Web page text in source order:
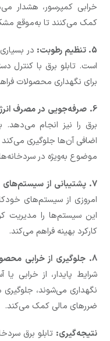
خرابی کمپرسور، هشدار
کمک می‌کنند تا به‌موقع
5. تنظیم رطوبت:
در
است. تابلو برق با کنترل
برای نگهداری محصولات
6. صرفه‌جویی در مصرف انرژی:
برق را نیز انجام می‌دهد.
اضافی آن‌ها جلوگیری
موضوع به‌ویژه در
7. پشتیبانی از سیستم‌های خودکار:
امروزی از سیستم‌های
این سیستم‌ها را مدیریت
کارکرد بهینه فراهم می‌کند.
8. جلوگیری از خرابی محصولات:
شرایط پایدار، از خرابی
نگهداری می‌شوند،
ضررهای مالی کمک می‌کند.
نتیجه‌گیری: تابلو برق